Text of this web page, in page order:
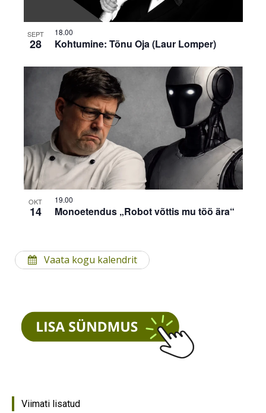
SEPT
28 Kohtumine: Tõnu Oja (Laur Lomper)
18.00
OKT
14 Monoetendus „Robot võttis mu töö ära“
19.00
Vaata kogu kalendrit
Viimati lisatud